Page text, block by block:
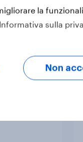
la
Informativa sulla
Non